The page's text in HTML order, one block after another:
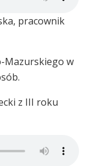
pracownik
Mazurskiego w
z III roku